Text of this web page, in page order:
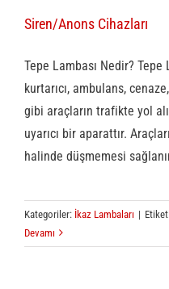
Siren/Anons Cihazları
Tepe Lambası Nedir?
kurtarıcı, ambulans,
gibi araçların trafikte yol
uyarıcı bir aparattır.
halinde düşmemesi
Kategoriler: İkaz Lambaları |
Devamı